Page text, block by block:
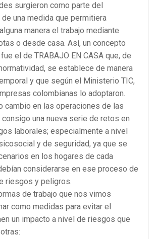
surgieron como parte del
una medida que permitiera
manera el trabajo mediante
o desde casa. Así, un concepto
el de TRABAJO EN CASA que, de
se establece de manera
y que según el Ministerio TIC,
colombianas lo adoptaron.
cambio en las operaciones de las
una nueva serie de retos en
laborales; especialmente a nivel
y de seguridad, ya que se
en los hogares de cada
considerarse en ese proceso de
riesgos y peligros.
de trabajo que nos vimos
como medidas para evitar el
un impacto a nivel de riesgos que